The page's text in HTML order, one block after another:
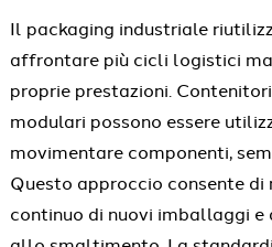
Il packaging industriale
affrontare più cicli logistici
proprie prestazioni.
modulari possono essere
movimentare componenti,
Questo approccio consente
continuo di nuovi imballaggi